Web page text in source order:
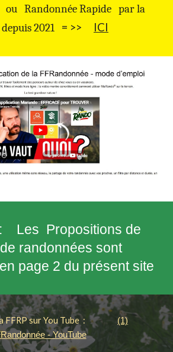
ou Randonnée Rapide par la
2021 = >> ICI
Les Propositions de
randonnées sont
page 2 du présent site
sur You Tube :
(1)
- YouTube